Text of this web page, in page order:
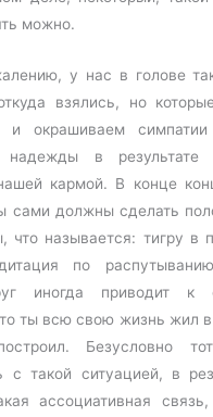
можно.
у нас в голове
взялись, но
и окрашиваем
надежды в результате
кармой. В конце
сами должны сделать
что называется: тигру в
по
иногда приводит к
ты всю свою жизнь жил
Безусловно
с такой ситуацией, в
ассоциативная